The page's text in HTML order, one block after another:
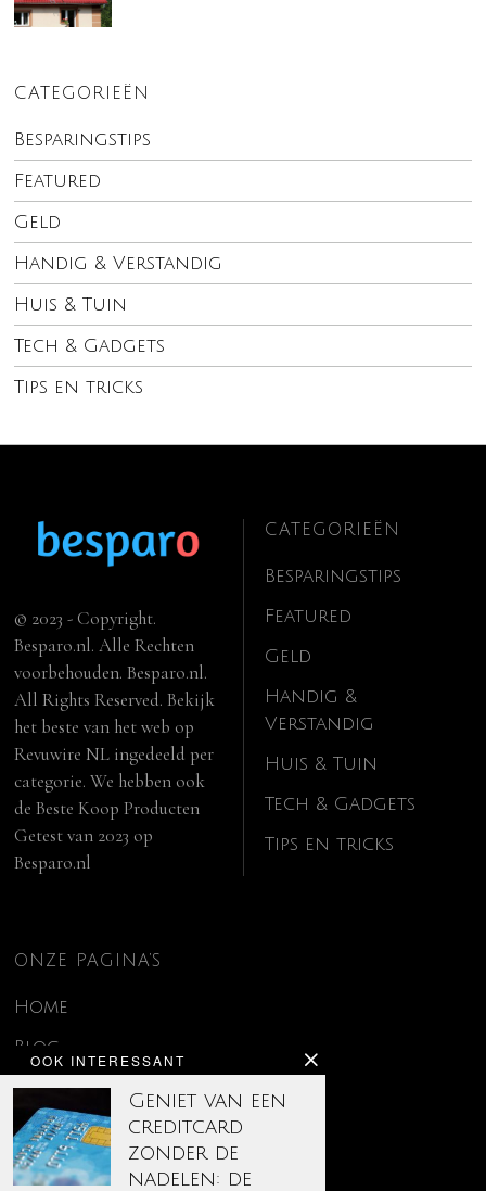
CATEGORIEËN
Besparingstips
Featured
Geld
Handig & Verstandig
Huis & Tuin
Tech & Gadgets
Tips en tricks
OOK INTERESSANT
Geniet van een
creditcard
zonder de
nadelen: de
© 2023 - Copyright.
Besparo.nl. Alle Rechten
voorbehouden. Besparo.nl.
All Rights Reserved. Bekijk
het beste van het web op
Revuwire NL ingedeeld per
categorie. We hebben ook
deBeste Koop Producten
Getest van 2023 op
Besparo.nl
CATEGORIEËN
Besparingstips
Featured
Geld
Handig &
Verstandig
Huis & Tuin
Tech & Gadgets
Tips en tricks
ONZE PAGINA’S
Home
Blog
Contact
Disclaimer
Over ons